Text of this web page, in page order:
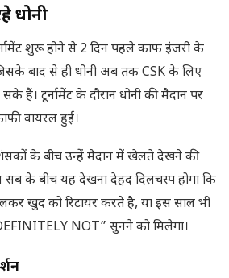
धोनी
शुरू होने से 2 दिन पहले काफ इंजरी के
बाद से ही धोनी अब तक CSK के लिए
हैं। टूर्नामेंट के दौरान धोनी की मैदान पर
वायरल हुई।
के बीच उन्हें मैदान में खेलते देखने की
सब के बीच यह देखना देहद दिलचस्प होगा कि
खुद को रिटायर करते है, या इस साल भी
NOT” सुनने को मिलेगा।